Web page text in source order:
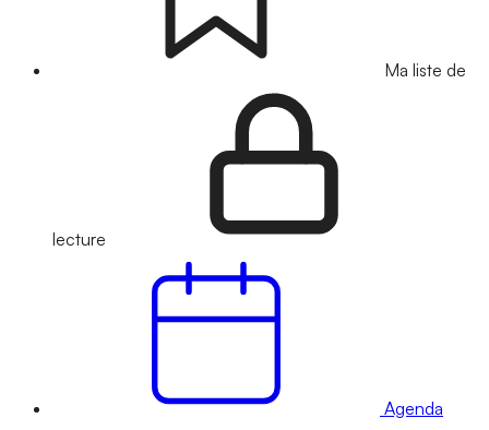
Ma liste de
lecture
Agenda